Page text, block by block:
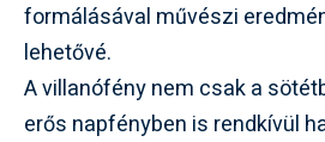
formálásával művészi
lehetővé.
A villanófény nem csak a
erős napfényben is rendkívül